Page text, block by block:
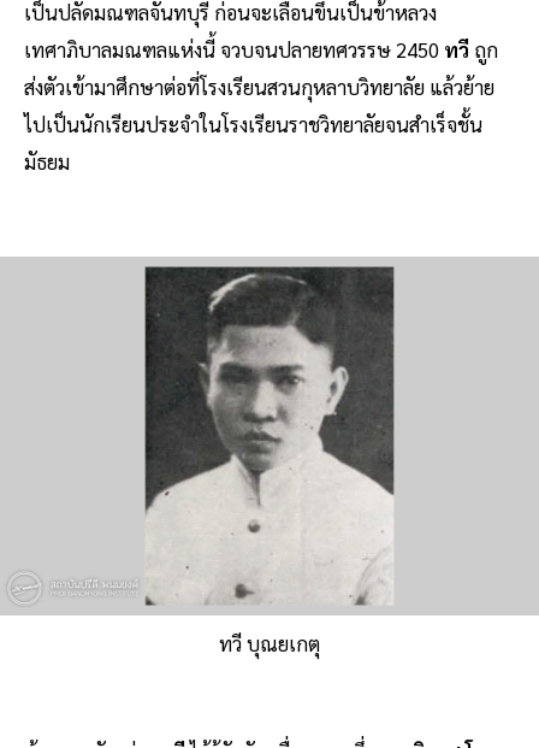
เป็นปลัดมณฑลจันทบุรี ก่อนจะเลื่อนขึ้นเป็นข้าหลวง
เทศาภิบาลมณฑลแห่งนี้ จวบจนปลายทศวรรษ 2450 ทวี ถูก
ส่งตัวเข้ามาศึกษาต่อที่โรงเรียนสวนกุหลาบวิทยาลัย แล้วย้าย
ไปเป็นนักเรียนประจำในโรงเรียนราชวิทยาลัยจนสำเร็จชั้น
มัธยม
ทวี บุณยเกตุ